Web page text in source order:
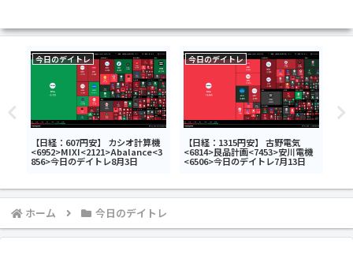
今日のデイトレ
【日経：607円安】 カシオ計算機
<6952>MIXI<2121>Abalance<3
856>今日のデイトレ8月3日
今日のデイトレ
【日経：1315円安】 古野電気
<6814>良品計画<7453>安川電機
<6506>今日のデイトレ7月13日
ホーム 今日のデイトレ